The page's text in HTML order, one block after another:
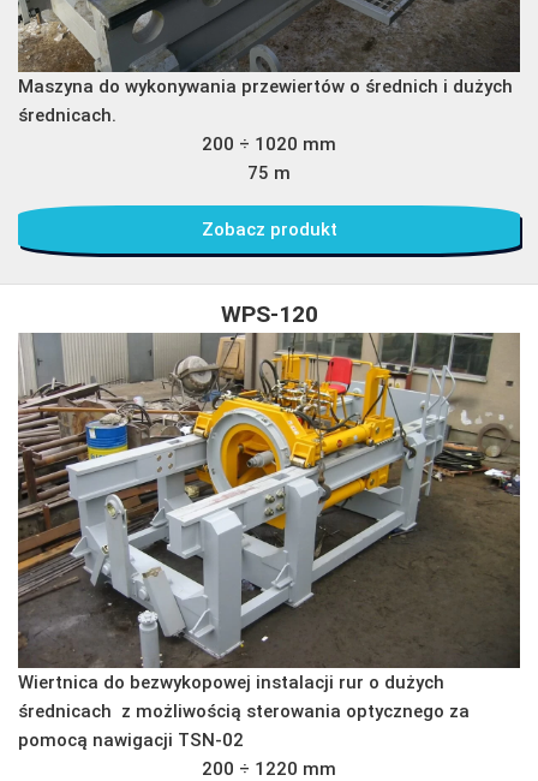
Maszyna do wykonywania przewiertów o średnich i dużych
średnicach.
200 ÷ 1020 mm
75 m
Zobacz produkt
WPS-120
Wiertnica do bezwykopowej instalacji rur o dużych
średnicach z możliwością sterowania optycznego za
pomocą nawigacji TSN-02
200 ÷ 1220 mm